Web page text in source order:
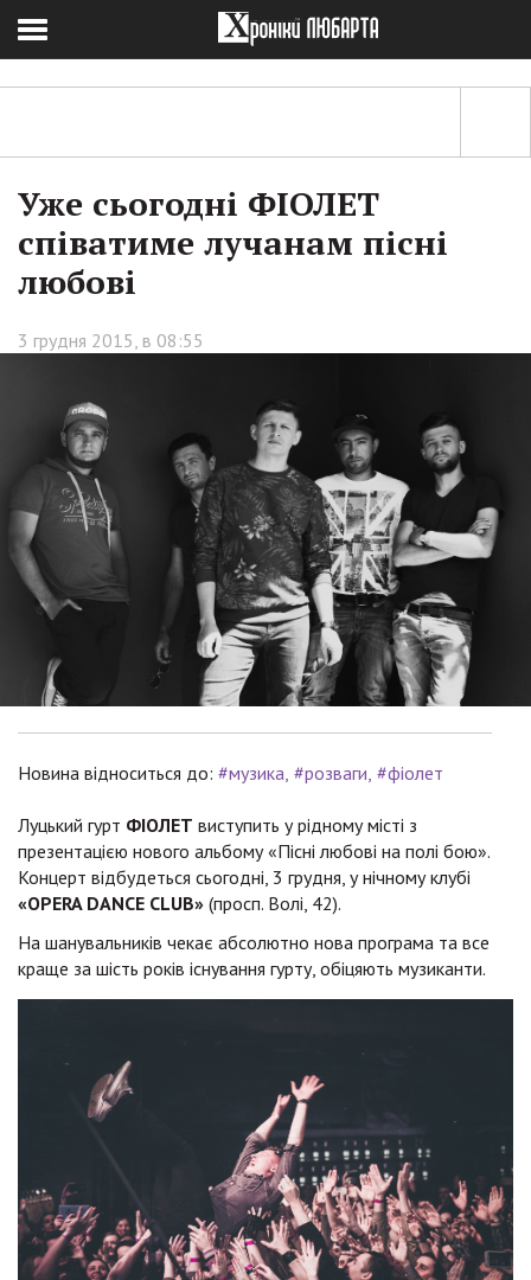
Уже сьогодні ФІОЛЕТ
співатиме лучанам пісні
любові
3 грудня 2015, в 08:55
Новина відноситься до: #музика #розваги #фіолет
Луцький гурт ФІОЛЕТ виступить у рідному місті з
презентацією нового альбому «Пісні любові на полі бою».
Концерт відбудеться сьогодні, 3 грудня, у нічному клубі
«OPERA DANCE CLUB» (просп. Волі, 42).
На шанувальників чекає абсолютно нова програма та все
краще за шість років існування гурту, обіцяють музиканти.